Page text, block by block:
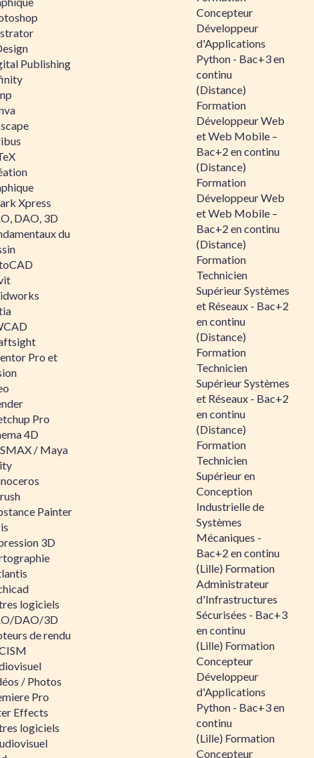
Publishing
Xpress
DAO, 3D
du
Pro et
Pro
4D
/ Maya
Painter
3D
logiciels
DAO/3D
de rendu
/ Photos
Pro
Effects
logiciels
Concepteur
Développeur
d'Applications
Python - Bac+3 en
continu
(Distance)
Formation
Développeur Web
et Web Mobile –
Bac+2 en continu
(Distance)
Formation
Développeur Web
et Web Mobile –
Bac+2 en continu
(Distance)
Formation
Technicien
Supérieur Systèmes
et Réseaux - Bac+2
en continu
(Distance)
Formation
Technicien
Supérieur Systèmes
et Réseaux - Bac+2
en continu
(Distance)
Formation
Technicien
Supérieur en
Conception
Industrielle de
Systèmes
Mécaniques -
Bac+2 en continu
(Lille) Formation
Administrateur
d'Infrastructures
Sécurisées - Bac+3
en continu
(Lille) Formation
Concepteur
Développeur
d'Applications
Python - Bac+3 en
continu
(Lille) Formation
Concepteur